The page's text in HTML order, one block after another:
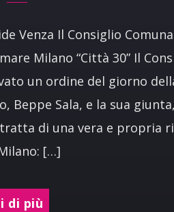
Venza Il Consiglio
Milano “Città 30” Il
un ordine del giorno
Beppe Sala, e la sua
tratta di una vera e propria
[…]
di più